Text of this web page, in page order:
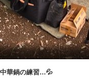
華鍋の練習…💦